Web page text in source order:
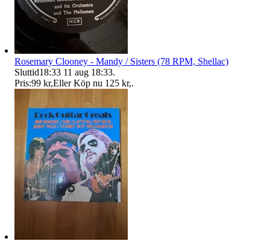
Rosemary Clooney - Mandy / Sisters (78 RPM, Shellac)
Sluttid18:33 11 aug 18:33.
Pris:99 kr,Eller Köp nu 125 kr,.